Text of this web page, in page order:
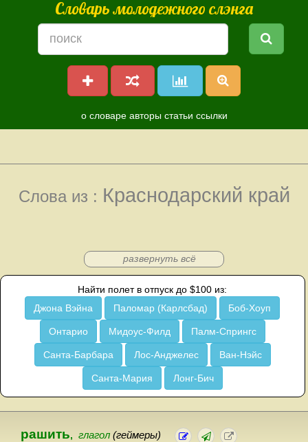
Словарь молодежного слэнга
о словаре авторы статьи ссылки
Слова из : Краснодарский край
развернуть всё
Найти полет в отпуск до $100 из:
Джона Вэйна
Паломар (Карлсбад) Боб-Хоуп
Онтарио Мидоус-Филд Палм-Спрингс
Санта-Барбара Лос-Анджелес Ван-Нэйс
Санта-Мария Лонг-Бич
рашить, глагол (геймеры)